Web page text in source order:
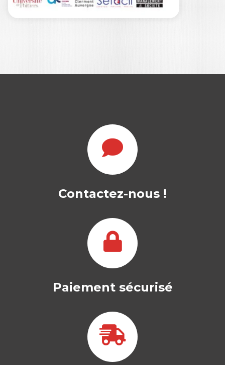
RECHERCHE SUR
ET POUR
L’INNOVATION…
CHRISTIAN MARCON|
-- OUVRAGE DISPONIBLE EN VERSION
ELECTRONIQUE UNIQUEMENT ! -- L’
Afrique, depuis plus…
Contactez-nous !
Paiement sécurisé